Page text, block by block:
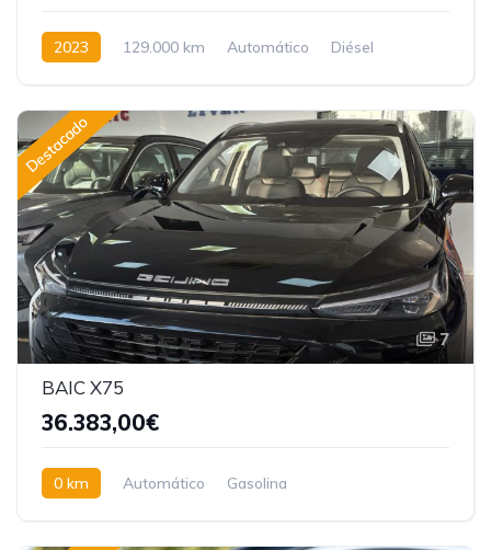
2023 129.000 km Automático
Diésel
Destacado
7
BAIC X75
36.383,00€
0 km Automático
Gasolina